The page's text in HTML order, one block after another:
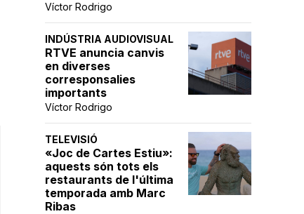
Víctor Rodrigo
INDÚSTRIA AUDIOVISUAL
RTVE anuncia canvis
en diverses
corresponsalies
importants
Víctor Rodrigo
TELEVISIÓ
«Joc de Cartes Estiu»:
aquests són tots els
restaurants de l'última
temporada amb Marc
Ribas